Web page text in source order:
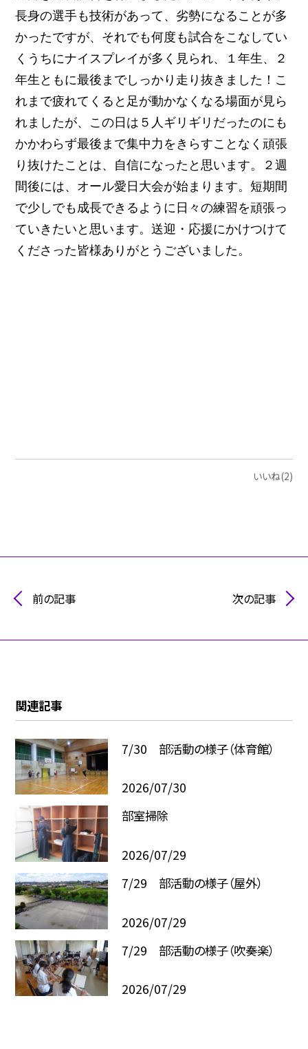
長身の選手も技術があって、劣勢になることが多
かったですが、それでも何度も試合をこなしてい
くうちにナイスプレイが多く見られ、１年生、２
年生ともに最後までしっかり走り抜きました！こ
れまで疲れてくると足が動かなくなる場面が見ら
れましたが、この日は５人ギリギリだったのにも
かかわらず最後まで集中力をきらすことなく頑張
り抜けたことは、自信になったと思います。２週
間後には、オール愛日大会が始まります。短期間
で少しでも成長できるように日々の練習を頑張っ
ていきたいと思います。送迎・応援にかけつけて
くださった皆様ありがとうございました。
いいね(2)
前の記事 次の記事
関連記事
7/30 部活動の様子（体育館）
2026/07/30
部室掃除
2026/07/29
7/29 部活動の様子（屋外）
2026/07/29
7/29 部活動の様子（吹奏楽）
2026/07/29